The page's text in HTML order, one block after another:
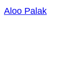
Aloo Palak